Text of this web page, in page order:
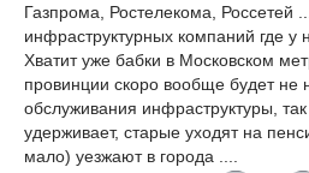
Газпрома, Ростелекома, Россетей
инфраструктурных компаний где у
Хватит уже бабки в Московском
провинции скоро вообще будет не
обслуживания инфраструктуры,
удерживает, старые уходят на
мало) уезжают в города ....